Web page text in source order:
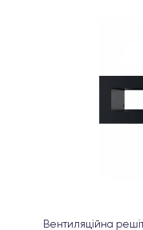
Вентиляційна